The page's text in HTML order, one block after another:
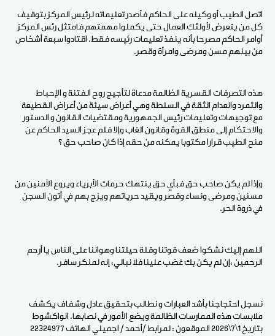
اتصل الطيب أو وكيله على الحاكم فأصدر تعليماته لرئيس المركز بتوقيف
كل من يتعرض لأولئك العمال حتى يكملوا مهمتهم فامتثل رئس المركز
أوامر الحاكم مصرحا بأنه ينفذ تعليمات رئيسه فقط. اقتادوا سبعة أشخاص
من بينهم مسن ومرضى وامرأة وقصر.
هذه التصرفات القسرية الظالمة مدعاة لتأجيج روح الفتنة و الإحباط
والتمرد وانعدام الثقة في السلطة وهي أعراض سيئة من أعراض القطيعة
مع توجيهات وتعليمات رئيس الجمهورية ومقتضيات القانون و الدستور
والاحتكام إلى منطق القوة وقانون الغاب وإلا فلم عجز السيد الحاكم عن
منح الطيب قرارا مكتوبا يمكنه من حقه إذا كان صاحب حق ؟
وإذا لم يكن صاحب حق فبأي حق ينتهك حرمات الأبرياء ويروع الآمنين من
مسنين ومرضى ونساء وقصر ويقيد حرياتهم ويزج بهم في أتون السجن
في ذروة الحر.
اللهم إليك نشكوا ضعف قوتنا وقلة حيلتنا وهواننا على الناس يا أرحم
الرحمين ،إن لم يكن بك غضب علينا فلا نبالي، إنه لمنكر سافر.
نسجل احتجاجنا بأشد العبارات و نطالب بتحقيق عادل وشفاف يكشف
ملابسات هذه الممارسات الظالمة ويضع الأمور في نصابها. انواكشوط
بتاريخ 1\7\2026 الموقعون : لمرابط /أحمد / اجميلي الهاتف 22324977